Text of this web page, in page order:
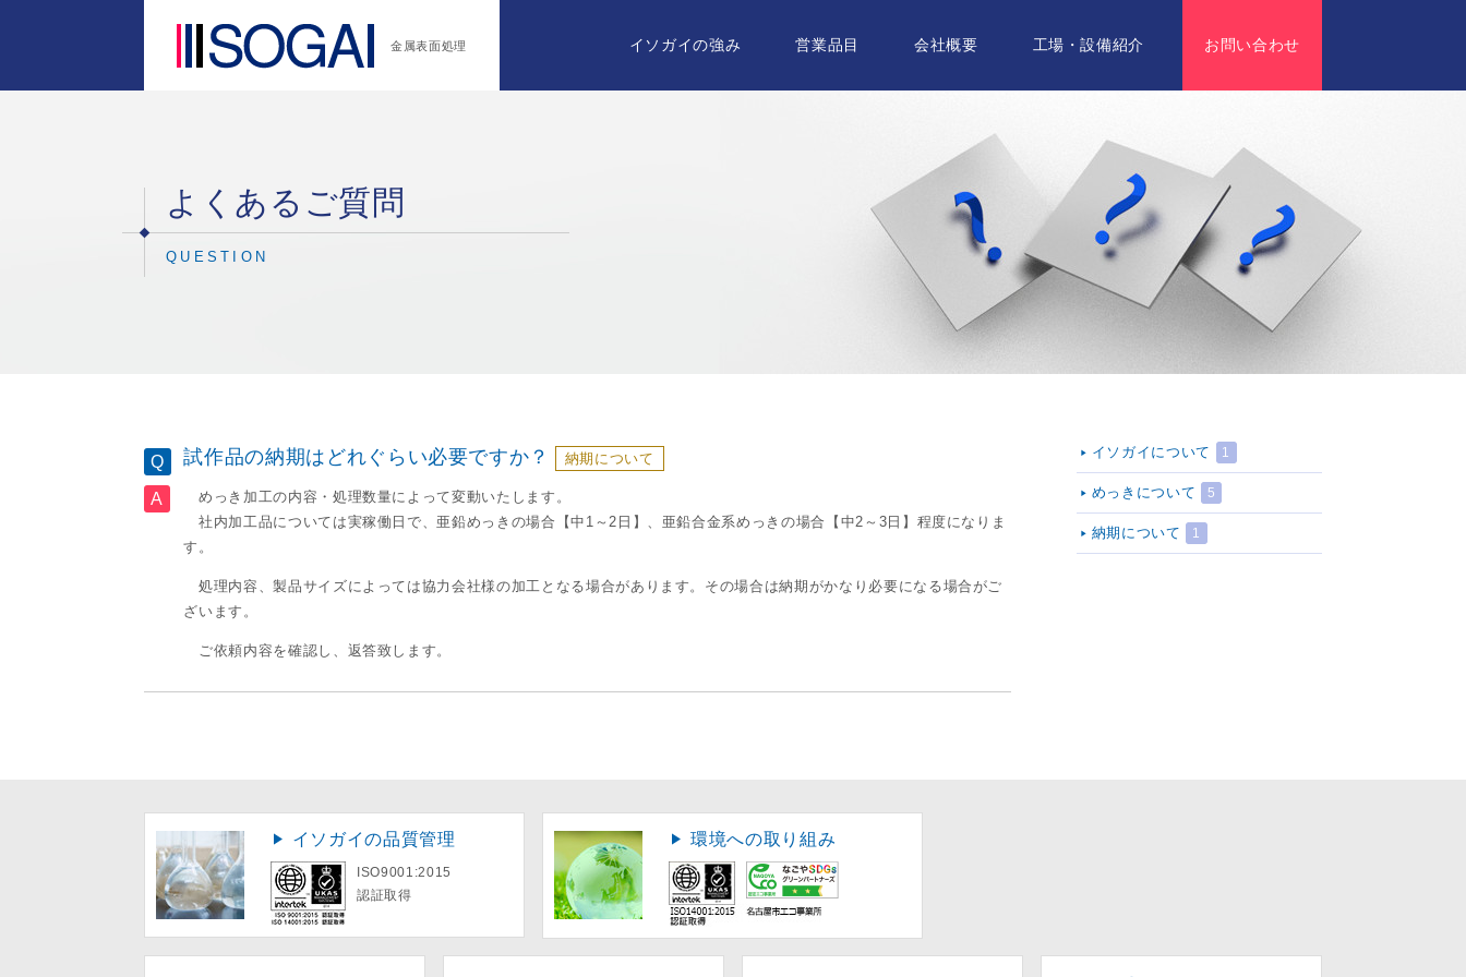
金属表面処理 イソガイの強み 営業品目 会社概要 工場・設備紹介 お問い合わせ
よくあるご質問
QUESTION
イソガイについて 1
めっきについて 5
納期について 1
試作品の納期はどれぐらい必要ですか？ 納期について
めっき加工の内容・処理数量によって変動いたします。
社内加工品については実稼働日で、亜鉛めっきの場合【中1～2日】、亜鉛合金系めっきの場合【中2～3日】程度になりま
す。
処理内容、製品サイズによっては協力会社様の加工となる場合があります。その場合は納期がかなり必要になる場合がご
ざいます。
ご依頼内容を確認し、返答致します。
イソガイの品質管理
ISO9001:2015
認証取得
環境への取り組み